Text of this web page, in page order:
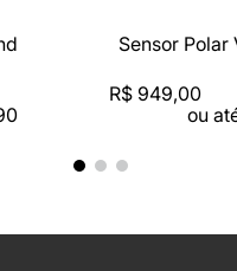
e estilo.<br />
Sensor Polar
R$ 949,00
ou